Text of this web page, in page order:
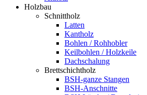
Holzbau
Schnittholz
Latten
Kantholz
Bohlen / Rohhobler
Keilbohlen / Holzkeile
Dachschalung
Brettschichtholz
BSH-ganze Stangen
BSH-Anschnitte